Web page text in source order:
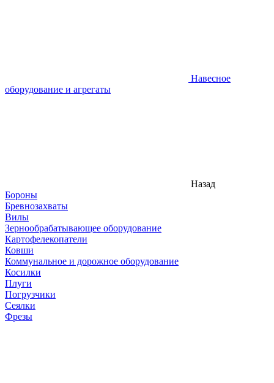
Навесное
оборудование и агрегаты
Назад
Бороны
Бревнозахваты
Вилы
Зернообрабатывающее оборудование
Картофелекопатели
Ковши
Коммунальное и дорожное оборудование
Косилки
Плуги
Погрузчики
Сеялки
Фрезы